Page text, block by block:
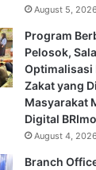
August 5, 2026
Program
Pelosok,
Optimalisasi
Zakat yang
Masyarakat
Digital BRImo
August 4, 2026
Branch